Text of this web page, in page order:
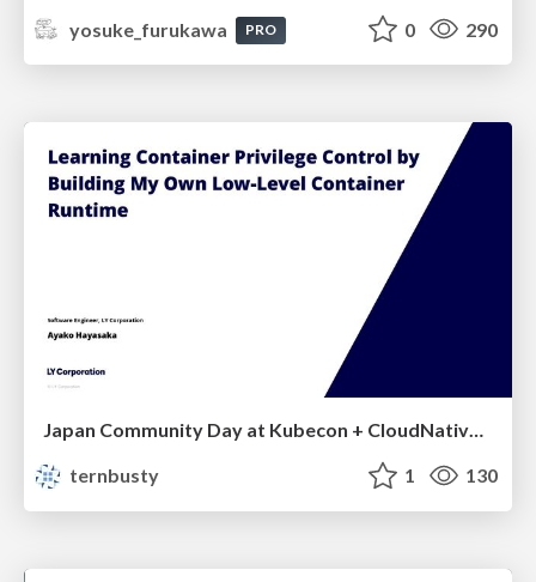
yosuke_furukawa
PRO 0 290
Japan Community Day at Kubecon + CloudNativeCon Japan 2026: Learning Container Privilege Control by Building My Own Low-Level Container Runtime
ternbusty
1 130